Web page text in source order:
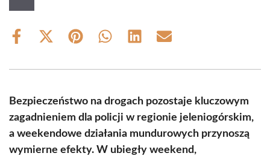
Share
Share
(Twitter)
Share Share Share Share
Bezpieczeństwo na drogach pozostaje kluczowym
zagadnieniem dla policji w regionie jeleniogórskim,
a weekendowe działania mundurowych przynoszą
wymierne efekty. W ubiegły weekend,